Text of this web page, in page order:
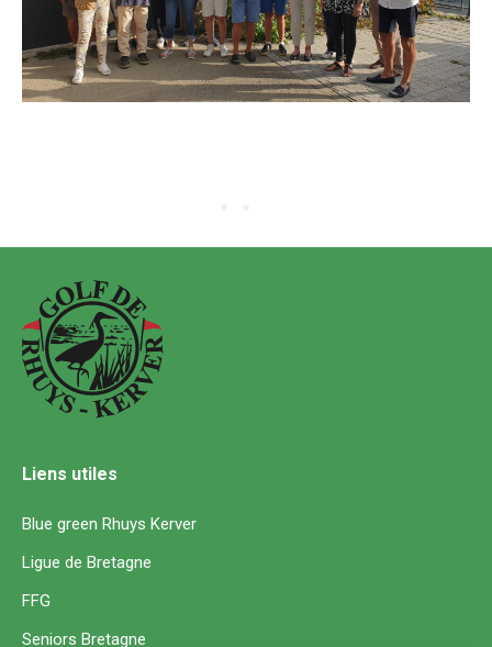
Liens utiles
Blue green Rhuys Kerver
Ligue de Bretagne
FFG
Seniors Bretagne